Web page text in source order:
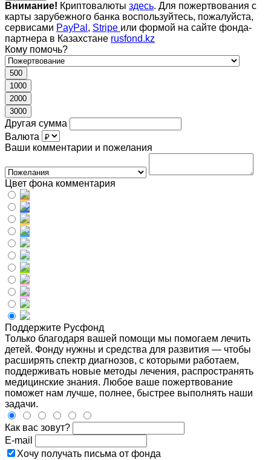
Внимание! Криптовалюты здесь. Для пожертвования с
карты зарубежного банка воспользуйтесь, пожалуйста,
сервисами PayPal , Stripe или формой на сайте фонда-
партнера в Казахстане rusfond.kz
Кому помочь?
500
1000
2000
3000
Другая сумма
Валюта
Ваши комментарии и пожелания
Цвет фона комментария
Поддержите Русфонд
Только благодаря вашей помощи мы помогаем лечить
детей. Фонду нужны и средства для развития — чтобы
расширять спектр диагнозов, с которыми работаем,
поддерживать новые методы лечения, распространять
медицинские знания. Любое ваше пожертвование
поможет нам лучше, полнее, быстрее выполнять наши
задачи.
Как вас зовут?
E-mail
Хочу получать письма от фонда